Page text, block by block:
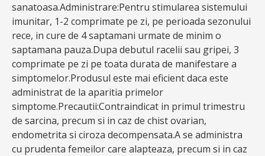
sanatoasa.Administrare:Pentru stimularea sistemului
imunitar, 1-2 comprimate pe zi, pe perioada sezonului
rece, in cure de 4 saptamani urmate de minim o
saptamana pauza.Dupa debutul racelii sau gripei, 3
comprimate pe zi pe toata durata de manifestare a
simptomelor.Produsul este mai eficient daca este
administrat de la aparitia primelor
simptome.Precautii:Contraindicat in primul trimestru
de sarcina, precum si in caz de chist ovarian,
endometrita si ciroza decompensata.A se administra
cu prudenta femeilor care alapteaza, precum si in caz